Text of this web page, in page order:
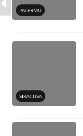
PALERMO
SIRACUSA